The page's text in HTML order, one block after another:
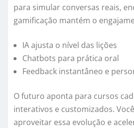
para simular conversas reais,
gamificação mantém o
IA ajusta o nível das lições
Chatbots para prática oral
Feedback instantâneo e
O futuro aponta para cursos
interativos e customizados.
aproveitar essa evolução e